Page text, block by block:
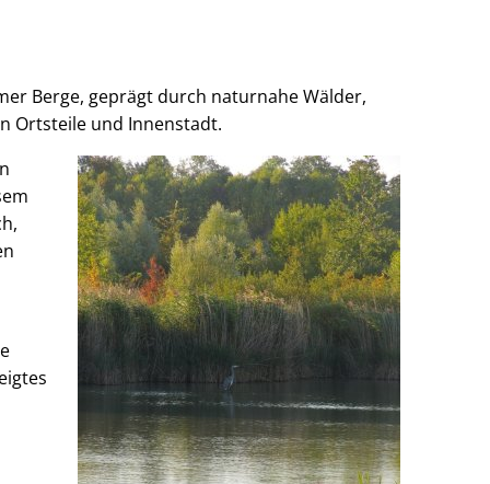
Berge, geprägt durch naturnahe Wälder,
Ortsteile und Innenstadt.